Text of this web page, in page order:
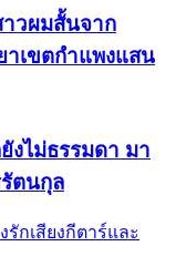
าวผมสั้นจาก
าเขตกำแพงแสน
งไม่ธรรมดา มา
ตนกุล